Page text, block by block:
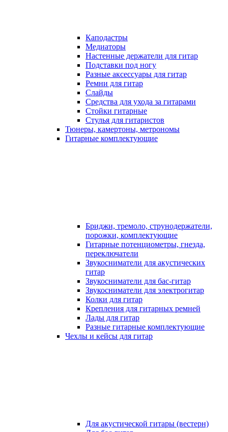
Каподастры
Медиаторы
Настенные держатели для гитар
Подставки под ногу
Разные аксессуары для гитар
Ремни для гитар
Слайды
Средства для ухода за гитарами
Стойки гитарные
Стулья для гитаристов
Тюнеры, камертоны, метрономы
Гитарные комплектующие
Бриджи, тремоло, струнодержатели,
порожки, комплектующие
Гитарные потенциометры, гнезда,
переключатели
Звукосниматели для акустических
гитар
Звукосниматели для бас-гитар
Звукосниматели для электрогитар
Колки для гитар
Крепления для гитарных ремней
Лады для гитар
Разные гитарные комплектующие
Чехлы и кейсы для гитар
Для акустической гитары (вестерн)